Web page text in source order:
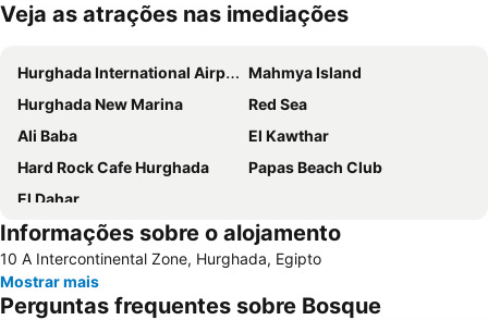
Ampliar mapa
Veja as atrações nas imediações
Hurghada International Airport
Mahmya Island
Hurghada New Marina
Red Sea
Ali Baba
El Kawthar
Hard Rock Cafe Hurghada
Papas Beach Club
El Dahar
Informações sobre o alojamento
10 A Intercontinental Zone, Hurghada, Egipto
Mostrar mais
Perguntas frequentes sobre Bosque